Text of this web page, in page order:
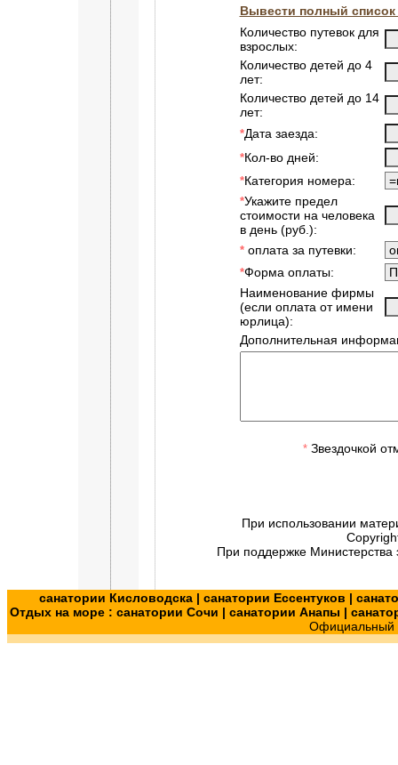
Вывести полный список
Количество путевок для
взрослых:
Количество детей до 4
лет:
Количество детей до 14
лет:
*Дата заезда:
*Кол-во дней:
*Категория номера:
*Укажите предел
стоимости на человека
в день (руб.):
*оплата за путевки:
*Форма оплаты:
Наименование фирмы
(если оплата от имени
юрлица):
Дополнительная
*Звездочкой
При использовании
При поддержке Министерства
санатории Кисловодска| санатории Ессентуков |
Отдых на море : санатории Сочи | санатории Анапы |
Официальный